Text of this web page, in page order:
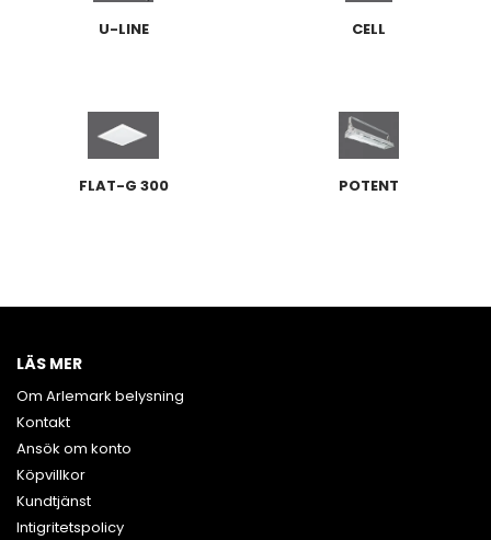
U-LINE CELL
FLAT-G 300 POTENT
LÄS MER
Om Arlemark belysning
Kontakt
Ansök om konto
Köpvillkor
Kundtjänst
Intigritetspolicy